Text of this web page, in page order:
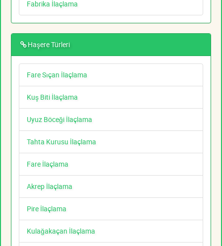
Fabrika İlaçlama
Haşere Türleri
Fare Sıçan İlaçlama
Kuş Biti İlaçlama
Uyuz Böceği İlaçlama
Tahta Kurusu İlaçlama
Fare İlaçlama
Akrep İlaçlama
Pire İlaçlama
Kulağakaçan İlaçlama